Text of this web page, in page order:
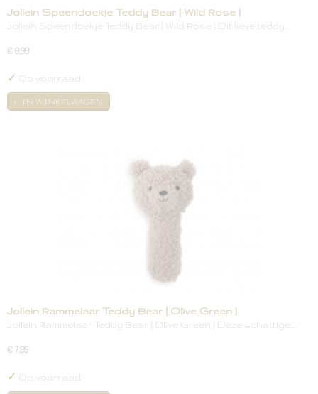
Jollein Speendoekje Teddy Bear [ Wild Rose ]
Jollein Speendoekje Teddy Bear [ Wild Rose ] Dit lieve teddy…
€ 8,99
✓ Op voorraad
IN WINKELWAGEN
Jollein Rammelaar Teddy Bear [ Olive Green ]
Jollein Rammelaar Teddy Bear [ Olive Green ] Deze schattige,…
€ 7,99
✓ Op voorraad